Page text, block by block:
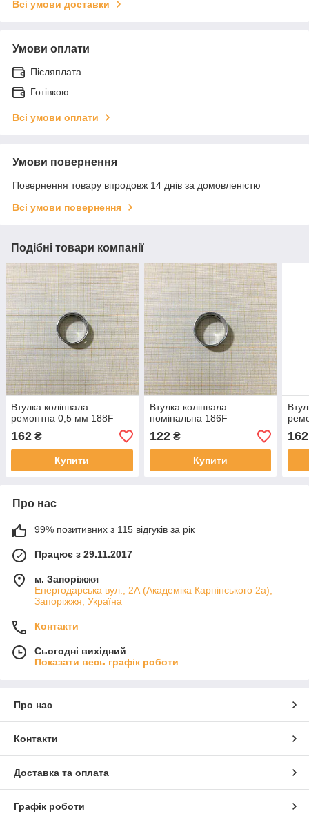
Всі умови доставки
Умови оплати
Післяплата
Готівкою
Всі умови оплати
Умови повернення
Повернення товару впродовж 14 днів за домовленістю
Всі умови повернення
Подібні товари компанії
Втулка колінвала
ремонтна 0,5 мм 188F
162 ₴
Купити
Втулка колінвала
номінальна 186F
122₴
Купити
162
Про нас
99% позитивних з 115 відгуків за рік
Працює з 29.11.2017
м. Запоріжжя
Енергодарська вул., 2А (Академіка Карпінського 2а),
Запоріжжя, Україна
Контакти
Сьогодні вихідний
Показати весь графік роботи
Про нас
Контакти
Доставка та оплата
Графік роботи